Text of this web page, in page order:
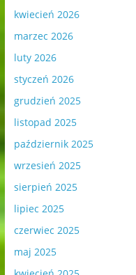
kwiecień 2026
marzec 2026
luty 2026
styczeń 2026
grudzień 2025
listopad 2025
październik 2025
wrzesień 2025
sierpień 2025
lipiec 2025
czerwiec 2025
maj 2025